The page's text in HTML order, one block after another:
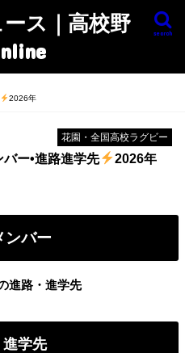
ス｜高校野
search
2026年
花園・全国高校ラグビー
バー•進路進学先 2026年
ンバー
進路・進学先
学先